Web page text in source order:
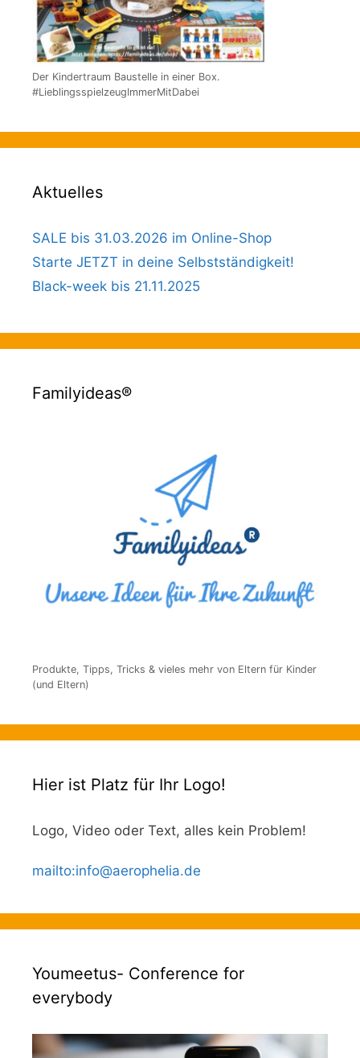
Der Kindertraum Baustelle in einer Box.
#LieblingsspielzeugImmerMitDabei
Aktuelles
SALE bis 31.03.2026 im Online-Shop
Starte JETZT in deine Selbstständigkeit!
Black-week bis 21.11.2025
Familyideas®
Produkte, Tipps, Tricks & vieles mehr von Eltern für Kinder
(und Eltern)
Hier ist Platz für Ihr Logo!
Logo, Video oder Text, alles kein Problem!
mailto:info@aerophelia.de
Youmeetus- Conference for
everybody